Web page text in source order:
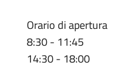
Orario di apertura
8:30 - 11:45
14:30 - 18:00